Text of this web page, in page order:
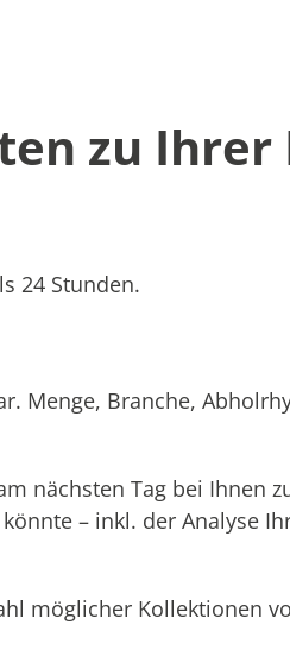
zu
24 Stunden.
Menge, Branche,
nächsten Tag bei Ihnen
– inkl. der Analyse
möglicher Kollektionen